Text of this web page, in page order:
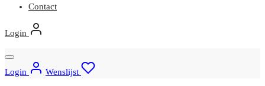
Contact
Login
Login Wenslijst